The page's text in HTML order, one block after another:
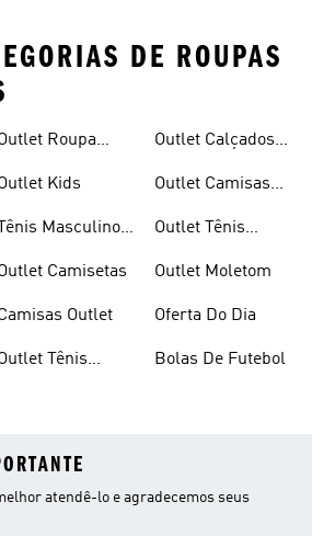
DE ROUPAS
Roupa
Kids
Tênis Masculino
Camisetas
Outlet
Tênis
Outlet Calçados
Outlet Camisas
Outlet Tênis
Outlet Moletom
Oferta Do Dia
Bolas De Futebol
atendê-lo e agradecemos seus